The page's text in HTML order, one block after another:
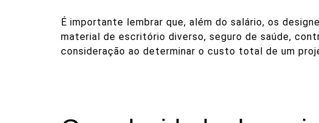
É importante lembrar que, além do salário, os
material de escritório diverso, seguro de saúde,
consideração ao determinar o custo total de um